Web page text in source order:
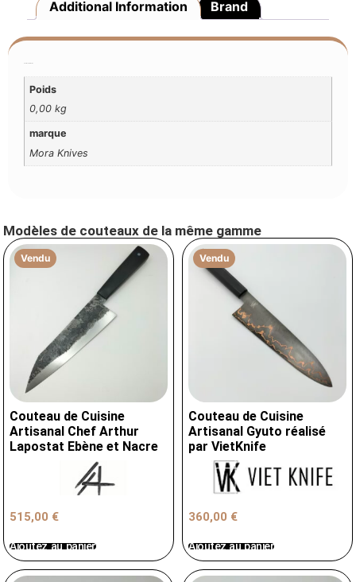
Additional Information Brand
Poids
0,00 kg
marque
Mora Knives
Modèles de couteaux de la même gamme
Vendu
Couteau de Cuisine
Artisanal Chef Arthur
Lapostat Ebène et Nacre
515,00 €
Ajoutez au panier
Vendu
Couteau de Cuisine
Artisanal Gyuto réalisé
par VietKnife
360,00 €
Ajoutez au panier